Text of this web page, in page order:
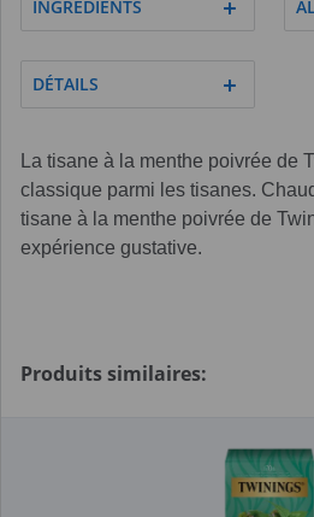
INGREDIENTS
DÉTAILS
La tisane à la menthe poivrée de
classique parmi les tisanes.
tisane à la menthe poivrée de
expérience gustative.
Produits similaires: